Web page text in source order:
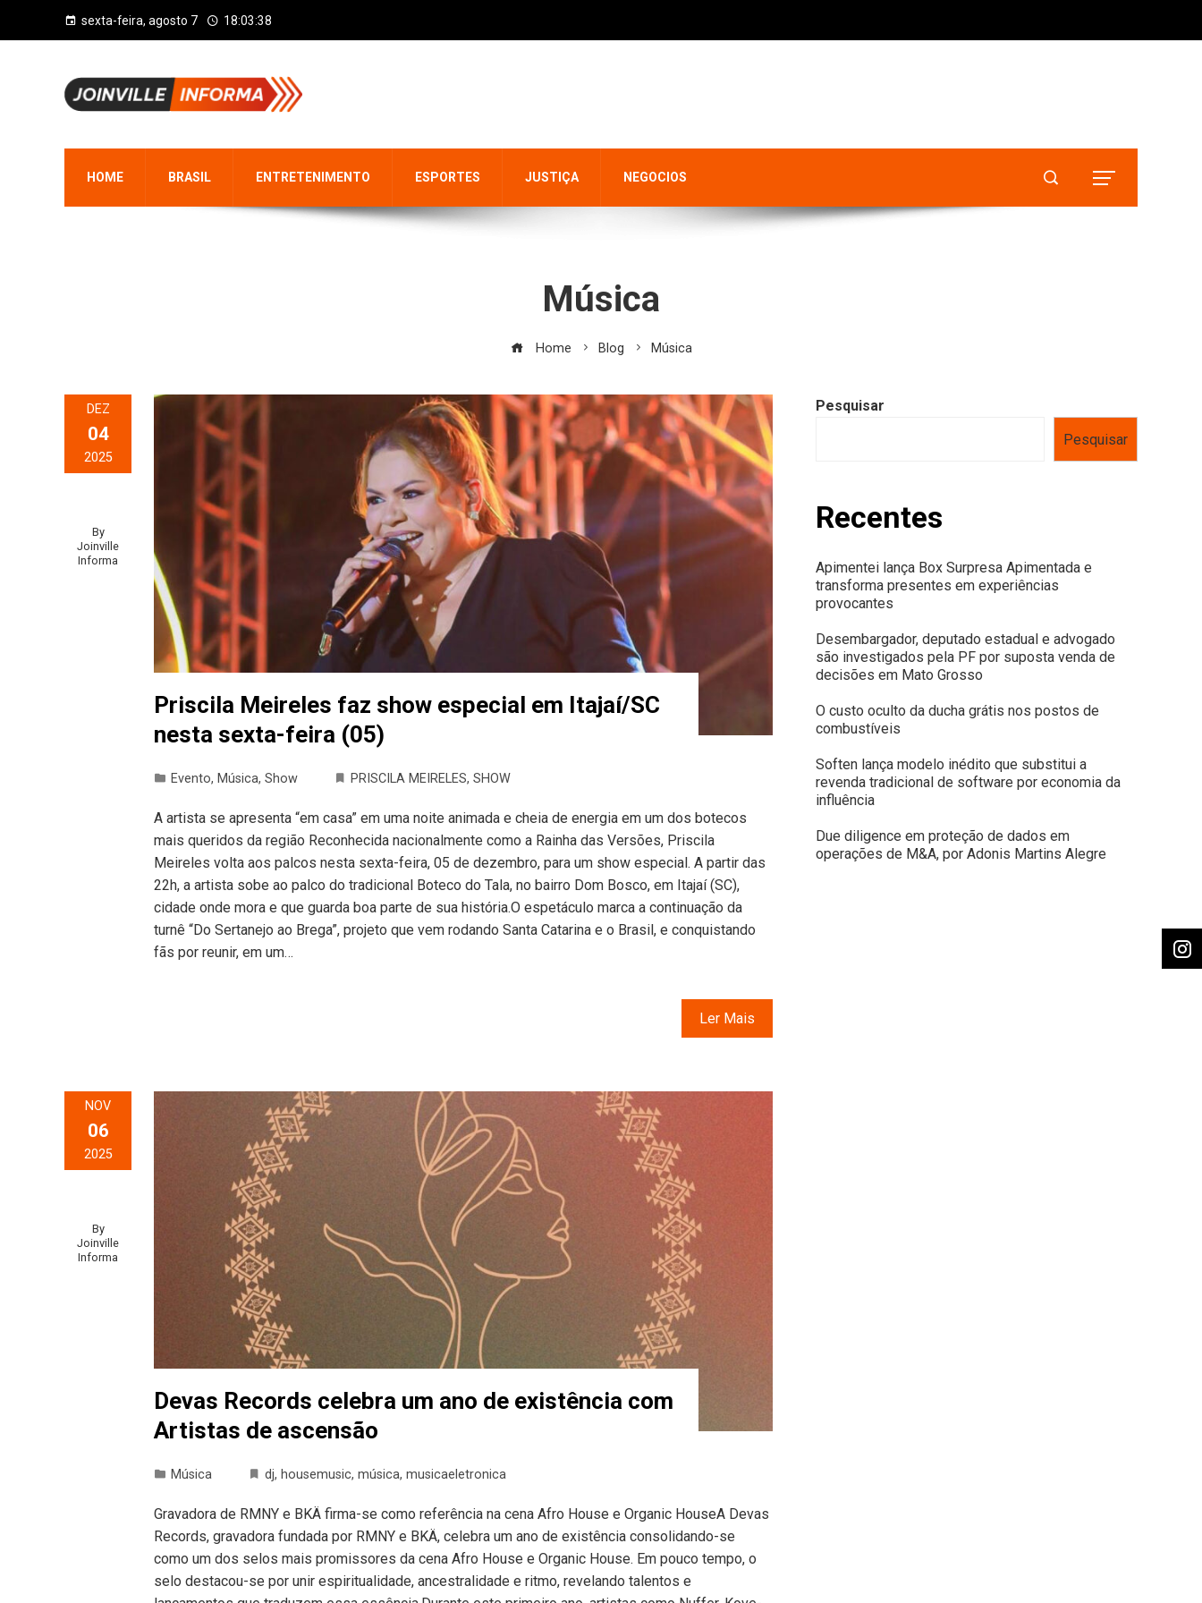
sexta-feira, agosto 7 18:03:38
HOME BRASIL ENTRETENIMENTO ESPORTES JUSTIÇA NEGOCIOS
Música
Home Blog Música
DEZ
04
2025
By
Joinville
Informa
Priscila Meireles faz show especial em Itajaí/SC
nesta sexta-feira (05)
Evento, Música, Show PRISCILA MEIRELES, SHOW
A artista se apresenta “em casa” em uma noite animada e cheia de energia em um dos botecos
mais queridos da região Reconhecida nacionalmente como a Rainha das Versões, Priscila
Meireles volta aos palcos nesta sexta-feira, 05 de dezembro, para um show especial. A partir das
22h, a artista sobe ao palco do tradicional Boteco do Tala, no bairro Dom Bosco, em Itajaí (SC),
cidade onde mora e que guarda boa parte de sua história.O espetáculo marca a continuação da
turnê “Do Sertanejo ao Brega”, projeto que vem rodando Santa Catarina e o Brasil, e conquistando
fãs por reunir, em um…
Ler Mais
NOV
06
2025
By
Joinville
Informa
Devas Records celebra um ano de existência com
Artistas de ascensão
Música dj, housemusic, música, musicaeletronica
Gravadora de RMNY e BKÄ firma-se como referência na cena Afro House e Organic HouseA Devas
Records, gravadora fundada por RMNY e BKÄ, celebra um ano de existência consolidando-se
como um dos selos mais promissores da cena Afro House e Organic House. Em pouco tempo, o
selo destacou-se por unir espiritualidade, ancestralidade e ritmo, revelando talentos e
Pesquisar
Pesquisar
Recentes
Apimentei lança Box Surpresa Apimentada e
transforma presentes em experiências
provocantes
Desembargador, deputado estadual e advogado
são investigados pela PF por suposta venda de
decisões em Mato Grosso
O custo oculto da ducha grátis nos postos de
combustíveis
Soften lança modelo inédito que substitui a
revenda tradicional de software por economia da
influência
Due diligence em proteção de dados em
operações de M&A, por Adonis Martins Alegre